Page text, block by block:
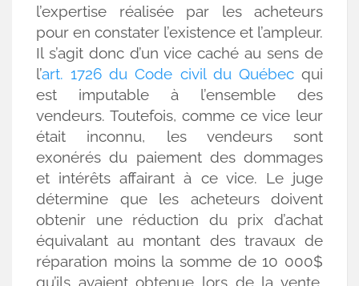
l’expertise réalisée par les acheteurs
pour en constater l’existence et l’ampleur.
Il s’agit donc d’un vice caché au sens de
l’art. 1726 du Code civil du Québecqui
est imputable à l’ensemble des
vendeurs. Toutefois, comme ce vice leur
était inconnu, les vendeurs sont
exonérés du paiement des dommages
et intérêts affairant à ce vice. Le juge
détermine que les acheteurs doivent
obtenir une réduction du prix d’achat
équivalant au montant des travaux de
réparation moins la somme de 10 000$
qu’ils avaient obtenue lors de la vente,